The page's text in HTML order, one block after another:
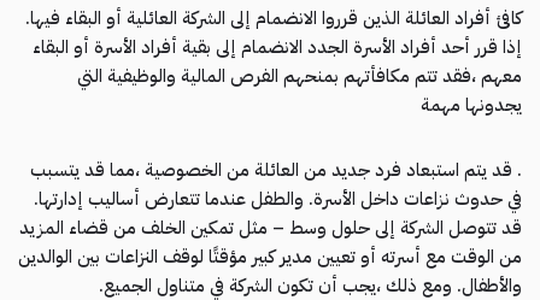
كافئ أفراد العائلة الذين قرروا الانضمام إلى الشركة العائلية أو البقاء فيها.
إذا قرر أحد أفراد الأسرة الجدد الانضمام إلى بقية أفراد الأسرة أو البقاء
معهم ،فقد تتم مكافأتهم بمنحهم الفرص المالية والوظيفية التي
يجدونها مهمة
. قد يتم استبعاد فرد جديد من العائلة من الخصوصية ،مما قد يتسبب
في حدوث نزاعات داخل الأسرة. والطفل عندما تتعارض أساليب إدارتها.
قد تتوصل الشركة إلى حلول وسط – مثل تمكين الخلف من قضاء المزيد
من الوقت مع أسرته أو تعيين مدير كبير مؤقتًا لوقف النزاعات بين الوالدين
والأطفال. ومع ذلك ،يجب أن تكون الشركة في متناول الجميع.